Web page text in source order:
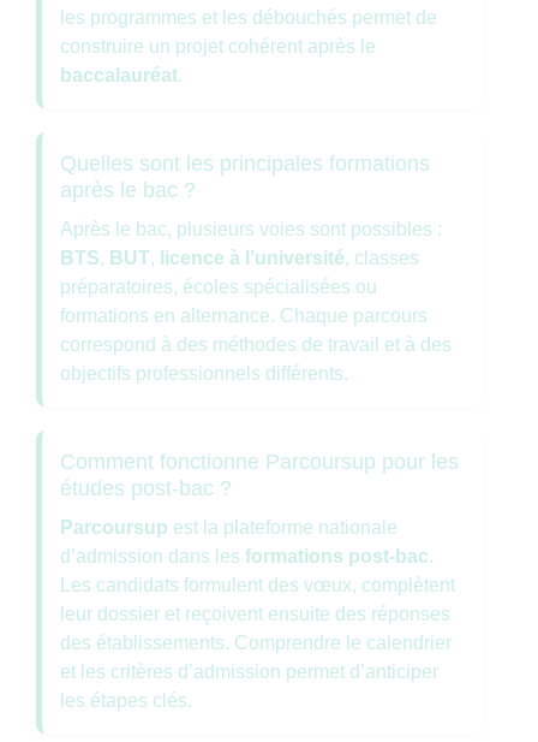
les programmes et les débouchés permet de
construire un projet cohérent après le
baccalauréat.
Quelles sont les principales formations
après le bac ?
Après le bac, plusieurs voies sont possibles :
BTS, BUT, licence à l’université, classes
préparatoires, écoles spécialisées ou
formations en alternance. Chaque parcours
correspond à des méthodes de travail et à des
objectifs professionnels différents.
Comment fonctionne Parcoursup pour les
études post-bac ?
Parcoursup est la plateforme nationale
d’admission dans les formations post-bac.
Les candidats formulent des vœux, complètent
leur dossier et reçoivent ensuite des réponses
des établissements. Comprendre le calendrier
et les critères d’admission permet d’anticiper
les étapes clés.